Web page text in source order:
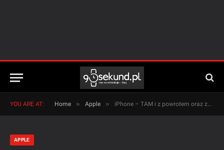
YOU ARE AT: Home » Apple » iPhone – TAM i z powrotem oraz znowu TAM!
APPLE